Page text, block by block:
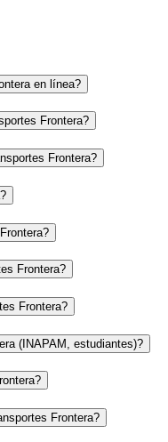
en línea?
Frontera?
Frontera?
Frontera?
Frontera?
(INAPAM, estudiantes)?
Frontera?